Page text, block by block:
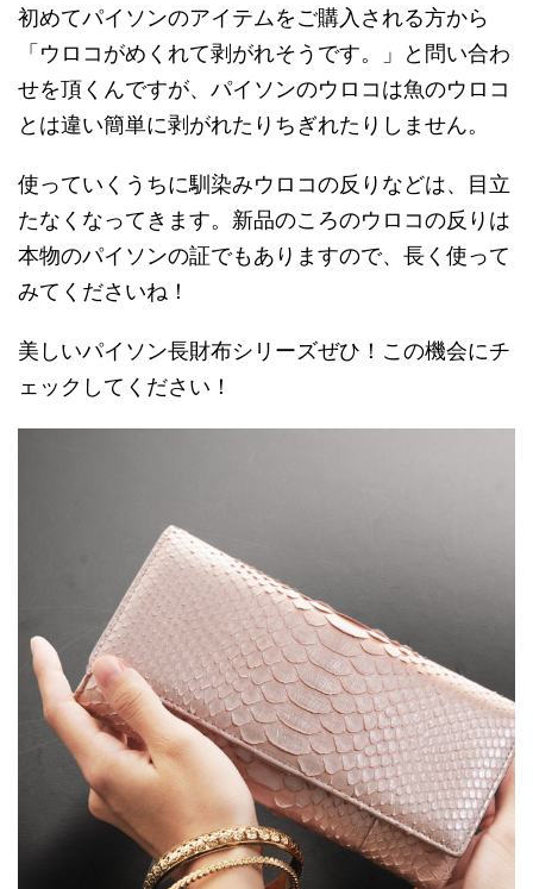
初めてパイソンのアイテムをご購入される方から
「ウロコがめくれて剥がれそうです。」と問い合わ
せを頂くんですが、パイソンのウロコは魚のウロコ
とは違い簡単に剥がれたりちぎれたりしません。
使っていくうちに馴染みウロコの反りなどは、目立
たなくなってきます。新品のころのウロコの反りは
本物のパイソンの証でもありますので、長く使って
みてくださいね！
美しいパイソン長財布シリーズぜひ！この機会にチ
ェックしてください！